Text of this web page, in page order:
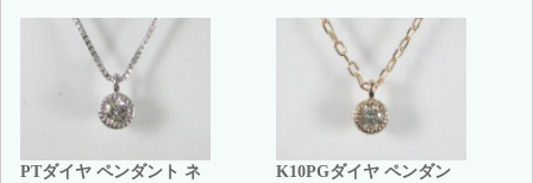
PTダイヤ ペンダント ネ
K10PGダイヤ ペンダン